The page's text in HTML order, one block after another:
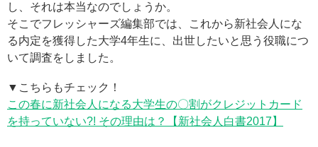
し、それは本当なのでしょうか。
そこでフレッシャーズ編集部では、これから新社会人にな
る内定を獲得した大学4年生に、出世したいと思う役職につ
いて調査をしました。
▼こちらもチェック！
この春に新社会人になる大学生の〇割がクレジットカード
を持っていない?! その理由は？【新社会人白書2017】